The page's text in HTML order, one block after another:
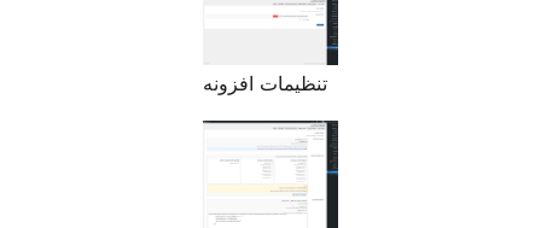
تنظیمات افزونه